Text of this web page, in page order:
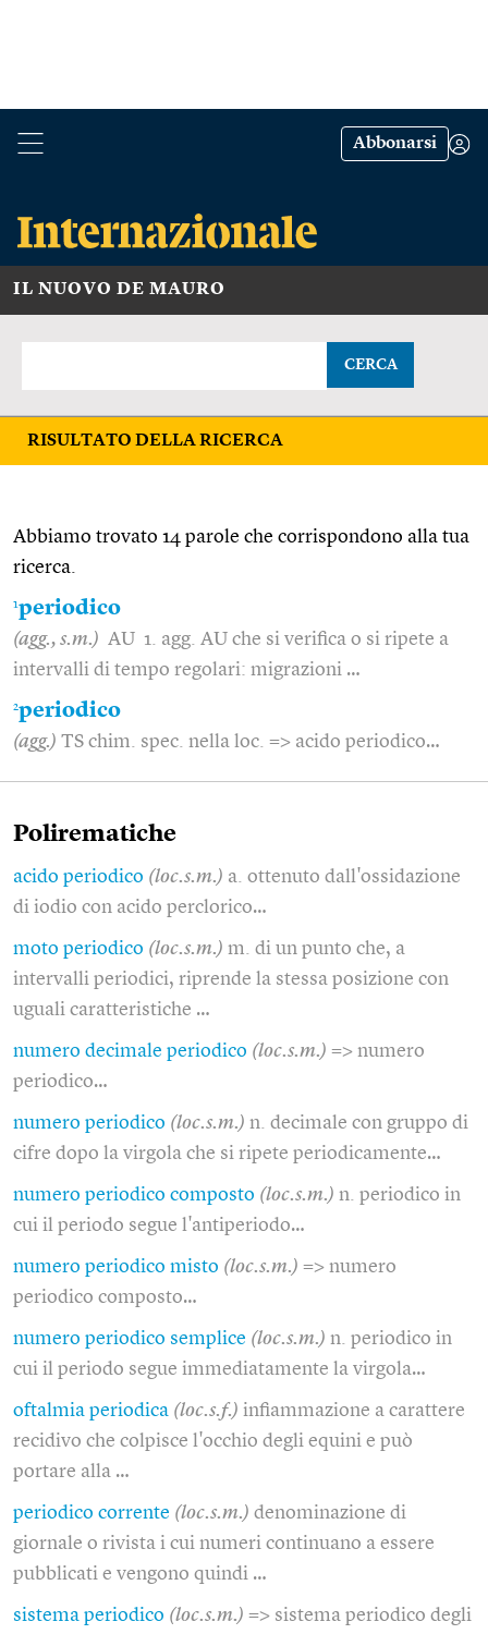
Abbonarsi
IL NUOVO DE MAURO
CERCA
RISULTATO DELLA RICERCA
Abbiamo trovato 14 parole che corrispondono alla tua
ricerca.
1periodico
(agg., s.m.) AU 1. agg. AU che si verifica o si ripete a
intervalli di tempo regolari: migrazioni …
2periodico
(agg.) TS chim. spec. nella loc. => acido periodico…
Polirematiche
acido periodico (loc.s.m.) a. ottenuto dall'ossidazione
di iodio con acido perclorico…
moto periodico (loc.s.m.) m. di un punto che, a
intervalli periodici, riprende la stessa posizione con
uguali caratteristiche …
numero decimale periodico (loc.s.m.) => numero
periodico…
numero periodico (loc.s.m.) n. decimale con gruppo di
cifre dopo la virgola che si ripete periodicamente…
numero periodico composto (loc.s.m.) n. periodico in
cui il periodo segue l'antiperiodo…
numero periodico misto (loc.s.m.) => numero
periodico composto…
numero periodico semplice (loc.s.m.) n. periodico in
cui il periodo segue immediatamente la virgola…
oftalmia periodica (loc.s.f.) infiammazione a carattere
recidivo che colpisce l'occhio degli equini e può
portare alla …
periodico corrente (loc.s.m.) denominazione di
giornale o rivista i cui numeri continuano a essere
pubblicati e vengono quindi …
sistema periodico (loc.s.m.) => sistema periodico degli